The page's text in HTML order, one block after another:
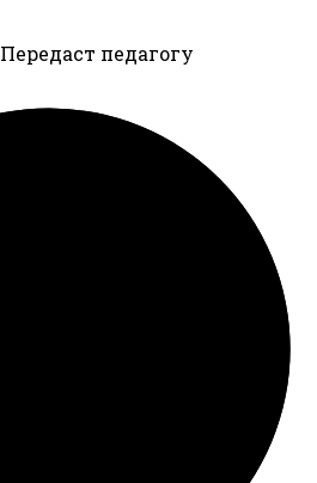
Передаст педагогу